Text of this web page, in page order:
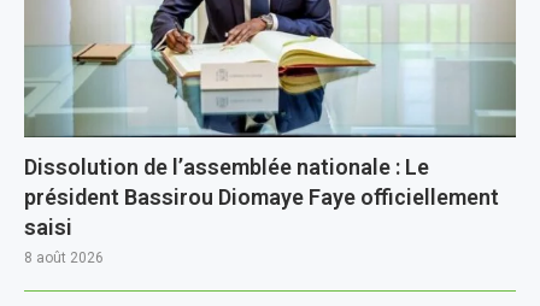
Dissolution de l’assemblée nationale : Le
président Bassirou Diomaye Faye officiellement
saisi
8 août 2026